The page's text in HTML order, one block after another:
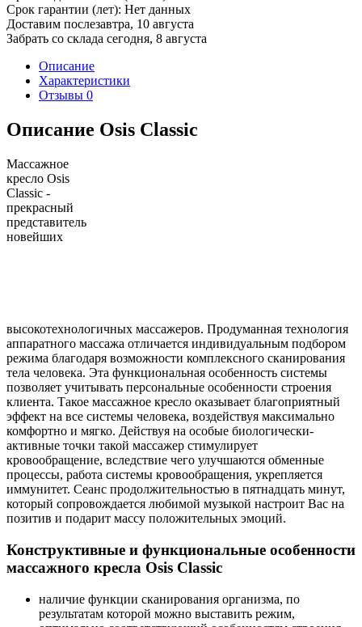
Срок гарантии (лет): Нет данных
Доставим послезавтра, 10 августа
Забрать со склада сегодня, 8 августа
Описание
Характеристики
Отзывы 0
Описание Osis Classic
Массажное
кресло Osis
Classic -
прекрасный
представитель
новейших
высокотехнологичных массажеров. Продуманная технология
аппаратного массажа отличается индивидуальным подбором
режима благодаря возможности комплексного сканирования
тела человека. Эта функциональная особенность системы
позволяет учитывать персональные особенности строения
клиента. Такое массажное кресло оказывает благоприятный
эффект на все системы человека, воздействуя максимально
комфортно и мягко. Действуя на особые биологически-
активные точки такой массажер стимулирует
кровообращение, вследствие чего улучшаются обменные
процессы, работа системы кровообращения, укрепляется
иммунитет. Сеанс продолжительностью в пятнадцать минут,
который сопровождается любимой музыкой настроит Вас на
позитив и подарит массу положительных эмоций.
Конструктивные и функциональные особенности
массажного кресла Osis Classic
наличие функции сканирования организма, по
результатам которой можно выставить режим,